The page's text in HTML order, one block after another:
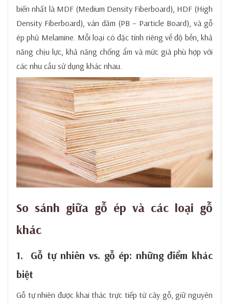
biến nhất là MDF (Medium Density Fiberboard), HDF (High
Density Fiberboard), ván dăm (PB – Particle Board), và gỗ
ép phủ Melamine. Mỗi loại có đặc tính riêng về độ bền, khả
năng chịu lực, khả năng chống ẩm và mức giá phù hợp với
các nhu cầu sử dụng khác nhau.
So sánh giữa gỗ ép và các loại gỗ
khác
1. Gỗ tự nhiên vs. gỗ ép: những điểm khác
biệt
Gỗ tự nhiên được khai thác trực tiếp từ cây gỗ, giữ nguyên